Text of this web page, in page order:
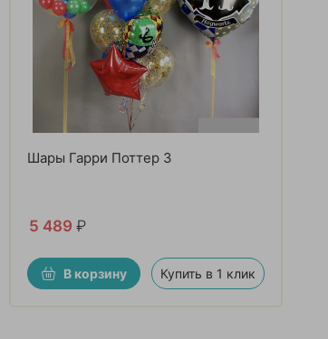
Шары Гарри Поттер 3
5 489 ₽
В корзину Купить в 1 клик